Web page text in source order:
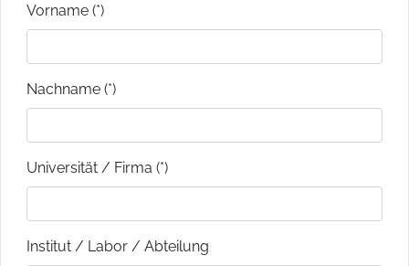
Vorname (*)
Nachname (*)
Universität / Firma (*)
Institut / Labor / Abteilung